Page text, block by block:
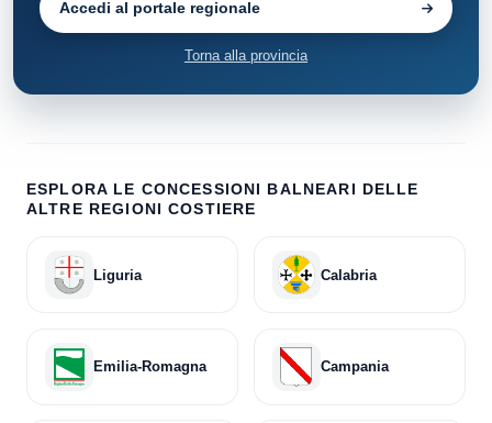
Accedi al portale regionale
Torna alla provincia
ESPLORA LE CONCESSIONI BALNEARI DELLE
ALTRE REGIONI COSTIERE
Liguria Calabria
Emilia-Romagna Campania